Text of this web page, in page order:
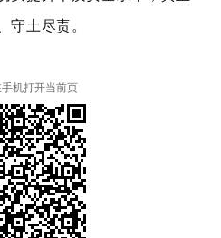
土尽责。
机打开当前页